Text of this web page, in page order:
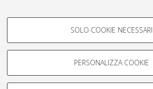
COOKIE DI PROFILAZIONE -
Si tratta di cookie utilizzati per analizzare le
navigazione degli utenti, creare profili in base
Mostra cookie di profilazione
SOLO COOKIE NECESSARI
PERSONALIZZA COOKIE
Impostazioni Cookie
Informativa sulla privacy
Condizioni d’uso del sito